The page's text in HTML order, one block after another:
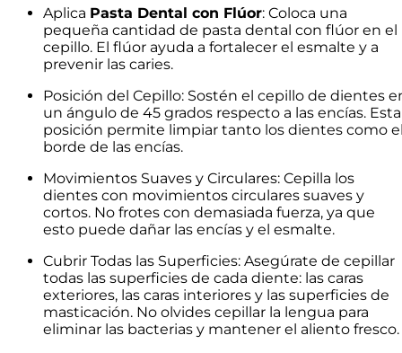
Aplica Pasta Dental con Flúor: Coloca una
pequeña cantidad de pasta dental con flúor en el
cepillo. El flúor ayuda a fortalecer el esmalte y a
prevenir las caries.
Posición del Cepillo: Sostén el cepillo de dientes
un ángulo de 45 grados respecto a las encías. Esta
posición permite limpiar tanto los dientes como
borde de las encías.
Movimientos Suaves y Circulares: Cepilla los
dientes con movimientos circulares suaves y
cortos. No frotes con demasiada fuerza, ya que
esto puede dañar las encías y el esmalte.
Cubrir Todas las Superficies: Asegúrate de cepillar
todas las superficies de cada diente: las caras
exteriores, las caras interiores y las superficies de
masticación. No olvides cepillar la lengua para
eliminar las bacterias y mantener el aliento fresco.